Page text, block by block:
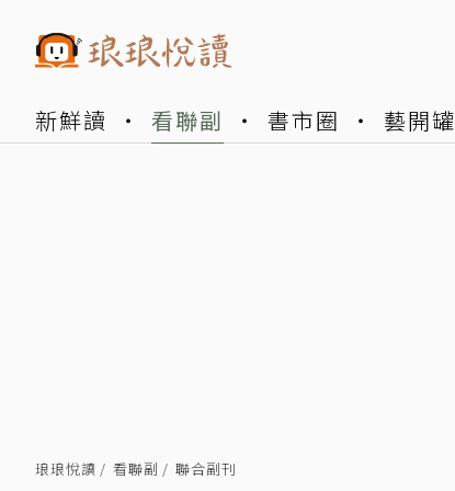
新鮮讀 看聯副 書市圈 藝開罐
琅琅悅讀 看聯副 聯合副刊